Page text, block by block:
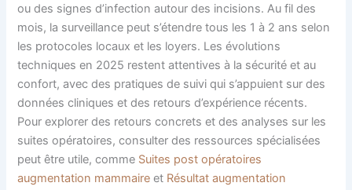
ou des signes d’infection autour des incisions. Au fil des
mois, la surveillance peut s’étendre tous les 1 à 2 ans selon
les protocoles locaux et les loyers. Les évolutions
techniques en 2025 restent attentives à la sécurité et au
confort, avec des pratiques de suivi qui s’appuient sur des
données cliniques et des retours d’expérience récents.
Pour explorer des retours concrets et des analyses sur les
suites opératoires, consulter des ressources spécialisées
peut être utile, comme Suites post opératoires
augmentation mammaire et Résultat augmentation